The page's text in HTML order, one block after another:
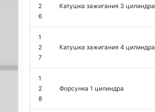
2
6
Катушка зажигания 3 цилиндра
1
2
7
Катушка зажигания 4 цилиндра
1
2
8
Форсунка 1 цилиндра